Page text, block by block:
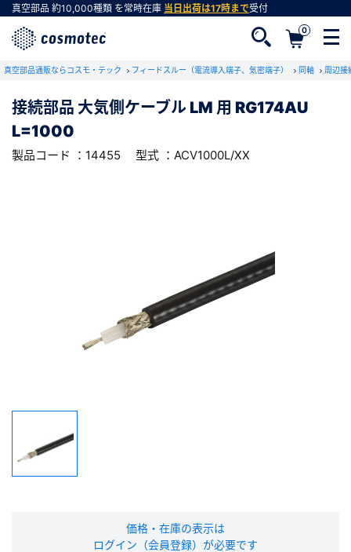
真空部品 約10,000種類 を常時在庫 当日出荷は17時まで受付
0
真空部品通販ならコスモ・テック フィードスルー（電流導入端子、気密端子） 同軸 周辺
接続部品 大気側ケーブル LM 用 RG174AU
L=1000
製品コード ：14455 型式 ：ACV1000L/XX
価格・在庫の表示は
ログイン（会員登録）が必要です
RoHS2適合報告書のダウンロード
下記製品のRoHS2適合報告書のダウンロードをします。
L=1000
型式 ：ACV1000L/XX 製品コード ：14455
ダウンロードする
会員登録をすれば、便利な機能がご利用いただけ
があります。また当社の判断によりお断りする場合があります。
ログイン